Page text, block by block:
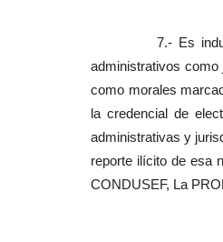
7.- Es indudable
administrativos
como morales
la credencial de
administrativas y
reporte ilícito de esa
CONDUSEF, La